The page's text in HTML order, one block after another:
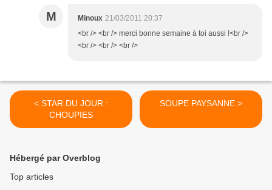
M Minoux 21/03/2011 20:37
<br /> <br /> merci bonne semaine à toi aussi !<br />
<br /> <br /> <br />
< STAR DU JOUR :
CHOUPIES
SOUPE PAYSANNE >
Hébergé par Overblog
Top articles